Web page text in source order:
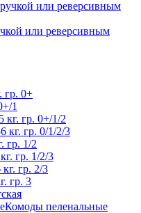
или реверсивным
гр. 0+
1
кг. гр. 0+/1/2
кг. гр. 0/1/2/3
гр. 1/2
гр. 1/2/3
кг. гр. 2/3
гр. 3
Комоды пеленальные